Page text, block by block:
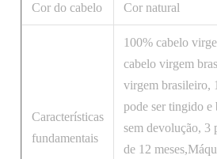
Cor do cabelo Cor natural
Características
fundamentais
100% cabelo
cabelo virgem
virgem brasileiro,
pode ser tingido e
sem devolução, 3
de 12